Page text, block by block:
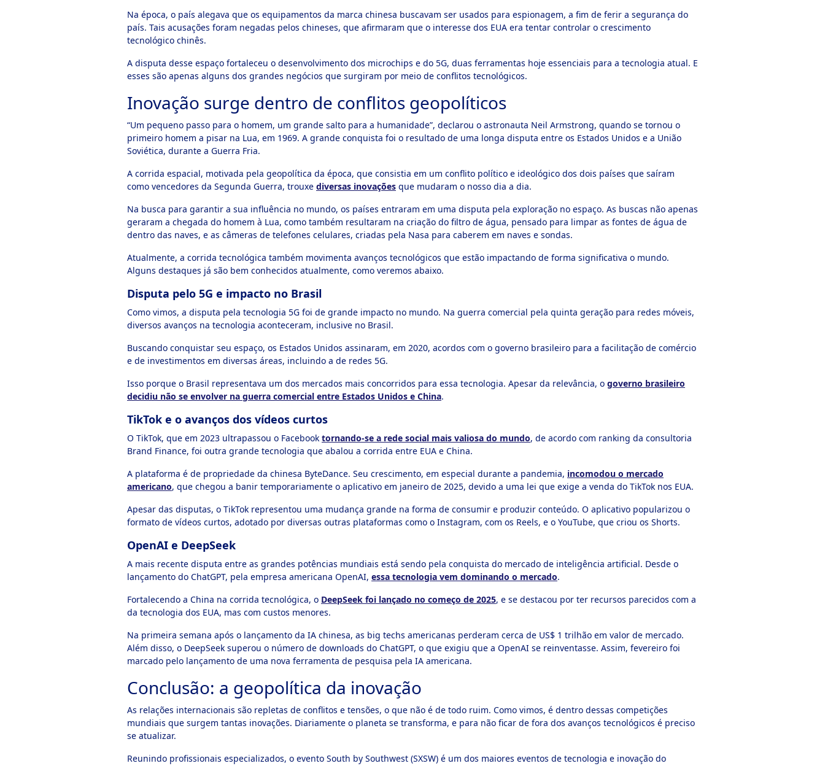
Na época, o país alegava que os equipamentos da marca chinesa buscavam ser usados para espionagem, a fim de ferir a segurança do
país. Tais acusações foram negadas pelos chineses, que afirmaram que o interesse dos EUA era tentar controlar o crescimento
tecnológico chinês.
A disputa desse espaço fortaleceu o desenvolvimento dos microchips e do 5G, duas ferramentas hoje essenciais para a tecnologia atual. E
esses são apenas alguns dos grandes negócios que surgiram por meio de conflitos tecnológicos.
Inovação surge dentro de conflitos geopolíticos
“Um pequeno passo para o homem, um grande salto para a humanidade”, declarou o astronauta Neil Armstrong, quando se tornou o
primeiro homem a pisar na Lua, em 1969. A grande conquista foi o resultado de uma longa disputa entre os Estados Unidos e a União
Soviética, durante a Guerra Fria.
A corrida espacial, motivada pela geopolítica da época, que consistia em um conflito político e ideológico dos dois países que saíram
como vencedores da Segunda Guerra, trouxe diversas inovações que mudaram o nosso dia a dia.
Na busca para garantir a sua influência no mundo, os países entraram em uma disputa pela exploração no espaço. As buscas não apenas
geraram a chegada do homem à Lua, como também resultaram na criação do filtro de água, pensado para limpar as fontes de água de
dentro das naves, e as câmeras de telefones celulares, criadas pela Nasa para caberem em naves e sondas.
Atualmente, a corrida tecnológica também movimenta avanços tecnológicos que estão impactando de forma significativa o mundo.
Alguns destaques já são bem conhecidos atualmente, como veremos abaixo.
Disputa pelo 5G e impacto no Brasil
Como vimos, a disputa pela tecnologia 5G foi de grande impacto no mundo. Na guerra comercial pela quinta geração para redes móveis,
diversos avanços na tecnologia aconteceram, inclusive no Brasil.
Buscando conquistar seu espaço, os Estados Unidos assinaram, em 2020, acordos com o governo brasileiro para a facilitação de comércio
e de investimentos em diversas áreas, incluindo a de redes 5G.
Isso porque o Brasil representava um dos mercados mais concorridos para essa tecnologia. Apesar da relevância, o governo brasileiro
decidiu não se envolver na guerra comercial entre Estados Unidos e China.
TikTok e o avanços dos vídeos curtos
O TikTok, que em 2023 ultrapassou o Facebook tornando-se a rede social mais valiosa do mundo, de acordo com ranking da consultoria
Brand Finance, foi outra grande tecnologia que abalou a corrida entre EUA e China.
A plataforma é de propriedade da chinesa ByteDance. Seu crescimento, em especial durante a pandemia, incomodou o mercado
americano, que chegou a banir temporariamente o aplicativo em janeiro de 2025, devido a uma lei que exige a venda do TikTok nos EUA.
Apesar das disputas, o TikTok representou uma mudança grande na forma de consumir e produzir conteúdo. O aplicativo popularizou o
formato de vídeos curtos, adotado por diversas outras plataformas como o Instagram, com os Reels, e o YouTube, que criou os Shorts.
OpenAI e DeepSeek
A mais recente disputa entre as grandes potências mundiais está sendo pela conquista do mercado de inteligência artificial. Desde o
lançamento do ChatGPT, pela empresa americana OpenAI, essa tecnologia vem dominando o mercado.
Fortalecendo a China na corrida tecnológica, o DeepSeek foi lançado no começo de 2025, e se destacou por ter recursos parecidos com a
da tecnologia dos EUA, mas com custos menores.
Na primeira semana após o lançamento da IA chinesa, as big techs americanas perderam cerca de US$ 1 trilhão em valor de mercado.
Além disso, o DeepSeek superou o número de downloads do ChatGPT, o que exigiu que a OpenAI se reinventasse. Assim, fevereiro foi
marcado pelo lançamento de uma nova ferramenta de pesquisa pela IA americana.
Conclusão: a geopolítica da inovação
As relações internacionais são repletas de conflitos e tensões, o que não é de todo ruim. Como vimos, é dentro dessas competições
mundiais que surgem tantas inovações. Diariamente o planeta se transforma, e para não ficar de fora dos avanços tecnológicos é preciso
se atualizar.
Reunindo profissionais especializados, o evento South by Southwest (SXSW) é um dos maiores eventos de tecnologia e inovação do